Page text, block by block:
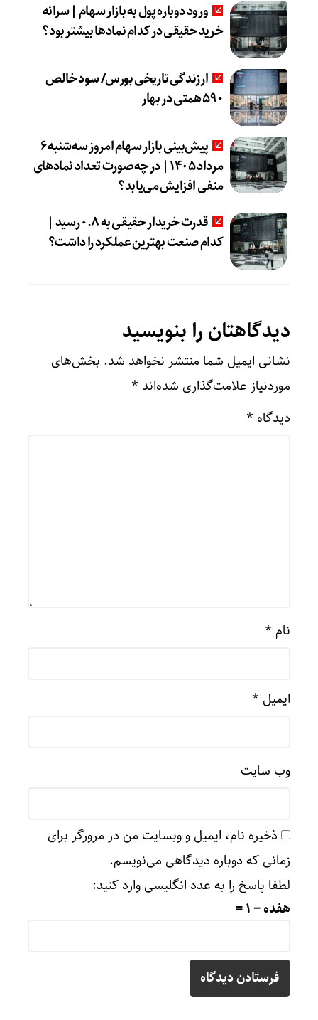
ورود دوباره پول به بازار سهام | سرانه
خرید حقیقی در کدام نماد‌ها بیشتر بود؟
ارزندگی تاریخی بورس/ سود خالص
۵۹۰ همتی در بهار
پیش‌بینی بازار سهام امروز سه‌شنبه ۶
مرداد ۱۴۰۵ | در چه صورت تعداد نماد‌های
منفی افزایش می‌یابد؟
قدرت خریدار حقیقی به ۰.۸ رسید |
کدام صنعت بهترین عملکرد را داشت؟
دیدگاهتان را بنویسید
نشانی ایمیل شما منتشر نخواهد شد. بخش‌های
موردنیاز علامت‌گذاری شده‌اند *
دیدگاه *
نام *
ایمیل *
وب‌ سایت
ذخیره نام، ایمیل و وبسایت من در مرورگر برای
زمانی که دوباره دیدگاهی می‌نویسم.
لطفا پاسخ را به عدد انگلیسی وارد کنید:
هفده − 1 =